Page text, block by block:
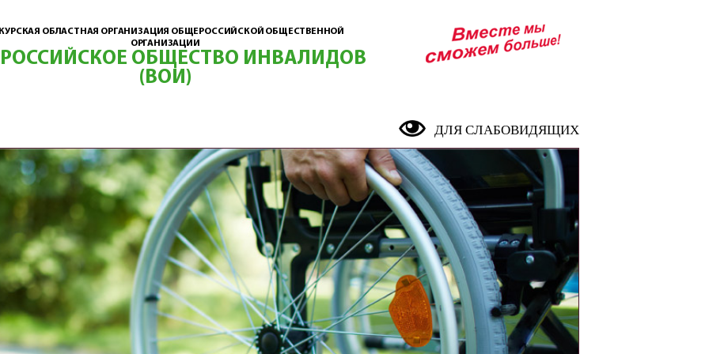
ОБЛАСТНАЯ ОРГАНИЗАЦИЯ ОБЩЕРОССИЙСКОЙ ОБЩЕСТВЕННОЙ
ОРГАНИЗАЦИИ
ОБЩЕСТВО ИНВАЛИДОВ
(ВОИ)
ДЛЯ СЛАБОВИДЯЩИХ